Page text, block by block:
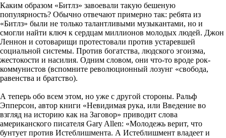
Каким образом «Битлз» завоевали такую бешеную
популярность? Обычно отвечают примерно так: ребята из
«Битлз» были не только талантливыми музыкантами, но и
смогли найти ключ к сердцам миллионов молодых людей. Джон
Леннон и сотоварищи протестовали против устаревшей
социальной системы. Против богатства, людского эгоизма,
жестокости и насилия. Одним словом, они что-то вроде рок-
коммунистов (вспомните революционный лозунг «свобода,
равенства и братство).
А теперь обо всем этом, но уже с другой стороны. Ральф
Эпперсон, автор книги «Невидимая рука, или Введение во
взгляд на историю как на Заговор» приводит слова
американского писателя Gary Allen: «Молодежь верит, что
бунтует против Истеблишмента. А Истеблишмент владеет и